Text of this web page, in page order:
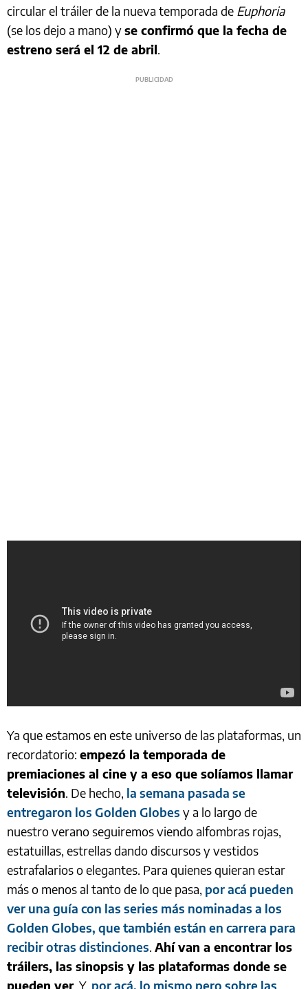
circular el tráiler de la nueva temporada de Euphoria
(se los dejo a mano) yse confirmó que la fecha de
estreno será el 12 de abril.
Ya que estamos en este universo de las plataformas, un
recordatorio: empezó la temporada de
premiaciones al cine y a eso que solíamos llamar
televisión. De hecho, la semana pasada se
entregaron los Golden Globes y a lo largo de
nuestro verano seguiremos viendo alfombras rojas,
estatuillas, estrellas dando discursos y vestidos
estrafalarios o elegantes. Para quienes quieran estar
más o menos al tanto de lo que pasa, por acá pueden
ver una guía con las series más nominadas a los
Golden Globes, que también están en carrera para
recibir otras distinciones. Ahí van a encontrar los
tráilers, las sinopsis y las plataformas donde se
pueden ver. Y, por acá, lo mismo pero sobre las